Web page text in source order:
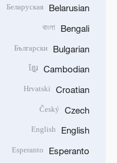
Belarusian
Беларуская
Bengali
বাংলা
Bulgarian
Български
Cambodian
ខ្មែរ
Croatian
Hrvatski
Czech
Český
English
English
Esperanto
Esperanto